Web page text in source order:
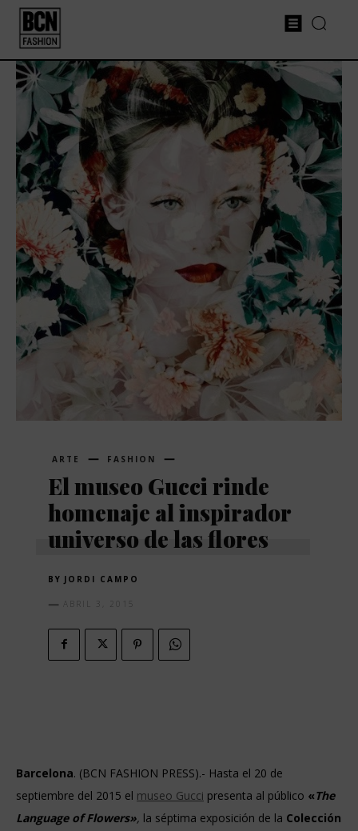
ARTE FASHION
El museo Gucci rinde
homenaje al inspirador
universo de las flores
BY JORDI CAMPO
ABRIL 3, 2015
Barcelona. (BCN FASHION PRESS).- Hasta el 20 de
septiembre del 2015 el museo Gucci presenta al público «The
Language of Flowers», la séptima exposición de la Colección